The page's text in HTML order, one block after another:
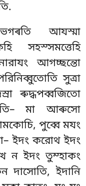
ভগৰতি আযস্মা
সহস্সমত্তেহি
আগচ্ছন্তো
সুত্ৰা
ৰুদ্ধপব্বজিতো
মা আৰুসো
পুব্বে মযং
ইদং করোথ ইদং
ন ইদং তুম্হাকং
দাসোতি, ইদানি